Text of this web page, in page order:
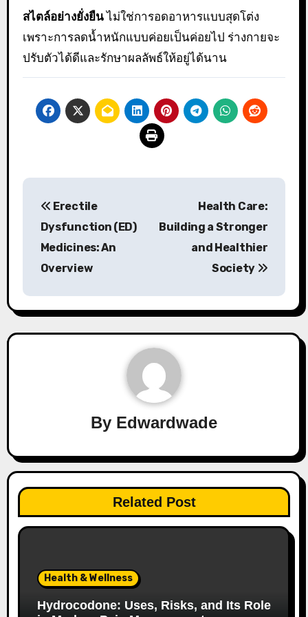
สไตล์อย่างยั่งยืนไม่ใช่การอดอาหารแบบสุดโต่ง
เพราะการลดน้ำหนักแบบค่อยเป็นค่อยไป ร่างกายจะ
ปรับตัวได้ดีและรักษาผลลัพธ์ให้อยู่ได้นาน
Post
navigation
Erectile
Dysfunction (ED)
Medicines: An
Overview
Health Care:
Building a Stronger
and Healthier
Society
By Edwardwade
Related Post
Health & Wellness
Hydrocodone: Uses, Risks, and Its Role